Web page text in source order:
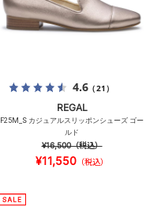
4.6（21）
REGAL
F25M_S カジュアルスリッポンシューズ ゴー
ルド
¥16,500（税込）
¥11,550 （税込）